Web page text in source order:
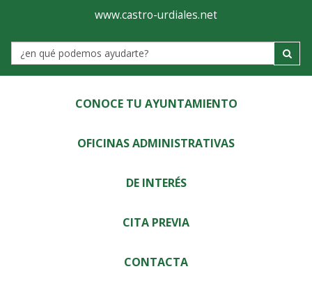
Ayuntamiento
de
Castro-
Urdiales
www.castro-urdiales.net
Label
CONOCE TU AYUNTAMIENTO
OFICINAS ADMINISTRATIVAS
DE INTERÉS
CITA PREVIA
CONTACTA